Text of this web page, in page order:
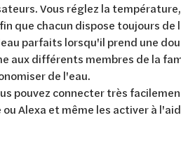
Vous réglez la
que chacun dispose toujours de
parfaits lorsqu'il prend une
aux différents membres de la
de l'eau.
pouvez connecter très
Alexa et même les activer à